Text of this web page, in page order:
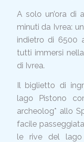
A solo un’ora di
minuti da Ivrea:
indietro di 6500
tutti immersi
di Ivrea.
Il biglietto di
lago Pistono
archeolog* allo
facile
le rive del lago